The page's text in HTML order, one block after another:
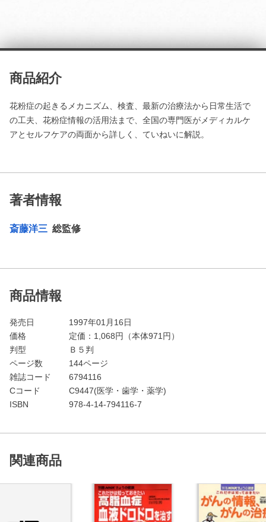
商品紹介
花粉症の起きるメカニズム、検査、最新の治療法から日常生活で
の工夫、花粉症情報の活用法まで、全国の専門医がメディカルケ
アとセルフケアの両面から詳しく、ていねいに解説。
著者情報
斎藤洋三 総監修
商品情報
発売日
1997年01月16日
価格
定価： 1,068円（本体971円）
判型
Ｂ５判
ページ数
144ページ
雑誌コード
6794116
Cコード
C9447(医学・歯学・薬学)
ISBN
978-4-14-794116-7
関連商品